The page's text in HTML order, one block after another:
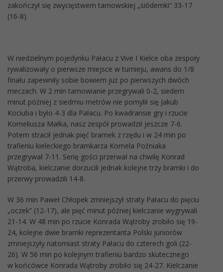
zakończył się zwycięstwem tarnowskiej „siódemki” 33-17
(16-8).
W niedzielnym pojedynku Pałacu z Vive I Kielce oba zespoły
rywalizowały o pierwsze miejsce w turnieju, awans do 1/8
finału zapewniły sobie bowiem już po pierwszych dwóch
meczach. W 2 min tarnowianie przegrywali 0-2, siedem
minut później z siedmiu metrów nie pomylił się Jakub
Kociuba i było 4-3 dla Pałacu. Po kwadransie gry i rzucie
Korneliusza Małka, nasz zespół prowadził jeszcze 7-6.
Potem stracił jednak pięć bramek z rzędu i w 24 min po
trafieniu kieleckiego bramkarza Kornela Poźniaka
przegrywał 7-11. Serię gości przerwał na chwilę Konrad
Wątroba, kielczanie dorzucili jednak kolejne trzy bramki i do
przerwy prowadzili 14-8.
W 36 min Paweł Chłopek zmniejszył straty Pałacu do pięciu
„oczek” (12-17), ale pięć minut później kielczanie wygrywali
21-14. W 48 min po rzucie Konrada Wątroby zrobiło się 19-
24, kolejne dwie bramki reprezentanta Polski juniorów
zmniejszyły natomiast straty Pałacu do czterech goli (22-
26). W 56 min po kolejnym trafieniu bardzo skutecznego
w końcówce Konrada Wątroby zrobiło się 24-27. Kielczanie